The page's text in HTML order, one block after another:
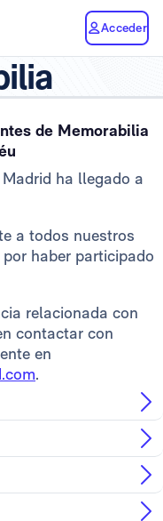
Acceder
de Memorabilia
ha llegado a
a todos nuestros
haber participado
relacionada con
contactar con
en
.